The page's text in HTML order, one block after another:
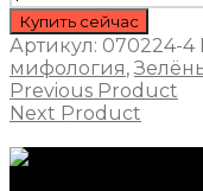
Купить сейчас
Артикул: 070224-4
мифология,
Previous Product
Next Product